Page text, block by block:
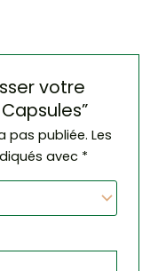
votre
pas publiée. Les
avec *